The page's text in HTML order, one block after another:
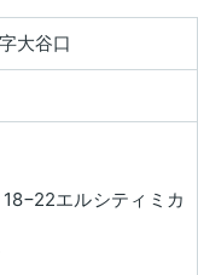
大谷口
エルシティミカ